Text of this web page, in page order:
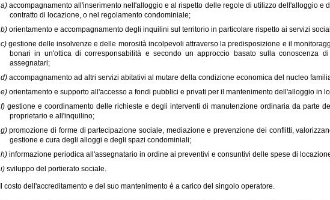
a) accompagnamento all'inserimento nell'alloggio e al rispetto delle regole di utilizzo dell'alloggio e
contratto di locazione, o nel regolamento condominiale;
b) orientamento e accompagnamento degli inquilini sul territorio in particolare rispetto ai servizi
c) gestione delle insolvenze e delle morosità incolpevoli attraverso la predisposizione e il
bonari in un'ottica di corresponsabilità e secondo un approccio basato sulla conoscenza
assegnatari;
d) accompagnamento ad altri servizi abitativi al mutare della condizione economica del nucleo
e) orientamento e supporto all'accesso a fondi pubblici e privati per il mantenimento dell'alloggio in
f) gestione e coordinamento delle richieste e degli interventi di manutenzione ordinaria da parte
proprietario e all'inquilino;
g)promozione di forme di partecipazione sociale, mediazione e prevenzione dei conflitti,
gestione e cura degli alloggi e degli spazi condominiali;
h) informazione periodica all'assegnatario in ordine ai preventivi e consuntivi delle spese di
i) sviluppo del portierato sociale.
Il costo dell'accreditamento e del suo mantenimento è a carico del singolo operatore.